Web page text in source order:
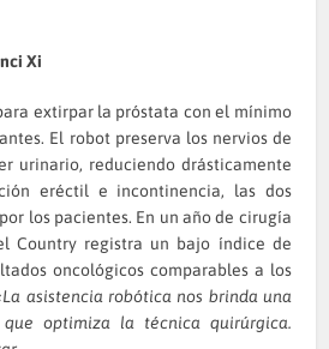
Xi
extirpar la próstata con el mínimo
El robot preserva los nervios de
urinario, reduciendo drásticamente
eréctil e incontinencia, las dos
los pacientes. En un año de cirugía
Country registra un bajo índice de
oncológicos comparables a los
asistencia robótica nos brinda una
optimiza la técnica quirúrgica.